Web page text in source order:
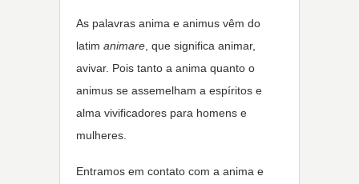
As palavras anima e animus vêm do
latim animare , que significa animar,
avivar. Pois tanto a anima quanto o
animus se assemelham a espíritos e
alma vivificadores para homens e
mulheres.
Entramos em contato com a anima e